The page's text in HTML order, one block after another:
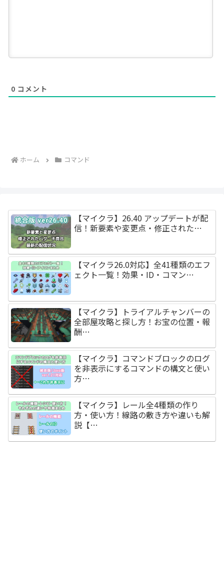
0 コメント
ホーム コマンド
【マイクラ】26.40 アップデートが配
信！新要素や変更点・修正された…
【マイクラ26.0対応】全41種類のエフ
ェクト一覧！効果・ID・コマン…
【マイクラ】トライアルチャンバーの
全部屋攻略と探し方！お宝の位置・報
酬…
【マイクラ】コマンドブロックのログ
を非表示にするコマンドの構文と使い
方…
【マイクラ】レール全4種類の作り
方・使い方！線路の敷き方や違いも解
説【…